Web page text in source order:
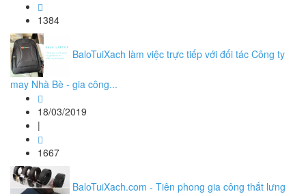
1384
BaloTuiXach làm việc trực tiếp với đối tác Công ty
may Nhà Bè - gia công...
18/03/2019
|
1667
BaloTuiXach.com - Tiên phong gia công thắt lưng